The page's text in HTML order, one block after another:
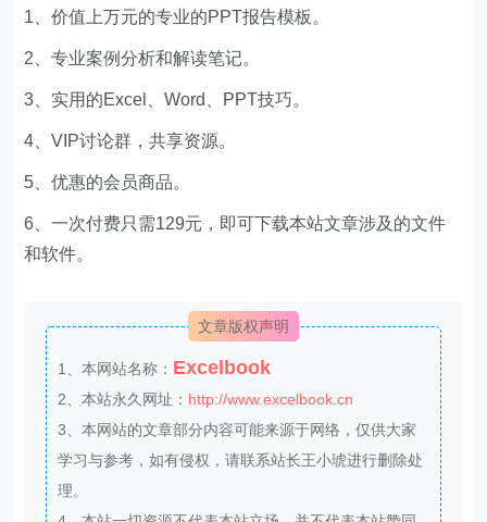
1、价值上万元的专业的PPT报告模板。
2、专业案例分析和解读笔记。
3、实用的Excel、Word、PPT技巧。
4、VIP讨论群，共享资源。
5、优惠的会员商品。
6、一次付费只需129元，即可下载本站文章涉及的文件
和软件。
文章版权声明
1、本网站名称： Excelbook
2、本站永久网址： http://www.excelbook.cn
3、本网站的文章部分内容可能来源于网络，仅供大家
学习与参考，如有侵权，请联系站长王小琥进行删除处
理。